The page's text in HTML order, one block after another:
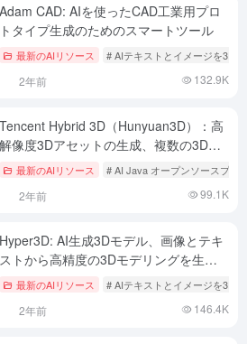
Adam CAD: AIを使ったCAD工業用プロ
トタイプ生成のためのスマートツール
最新のAIリソース # AIテキストとイメージを3Dへ
2年前 132.9K
Tencent Hybrid 3D（Hunyuan3D）：高
解像度3Dアセットの生成、複数の3Dマ
テリアル生成ワークフロー
最新のAIリソース # AI Java オープンソースプロ
2年前 99.1K
Hyper3D: AI生成3Dモデル、画像とテキ
ストから高精度の3Dモデリングを生成
(推奨)
最新のAIリソース # AIテキストとイメージを3Dへ
2年前 146.4K